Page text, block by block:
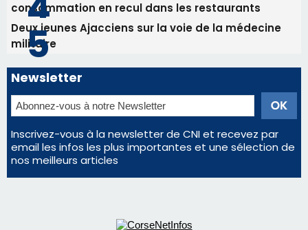
Inscrivez-vous à la newsletter de CNI et recevez par
email les infos les plus importantes et une sélection de
nos meilleurs articles
Régie publicitaire
Mentions légales
Nous contacter